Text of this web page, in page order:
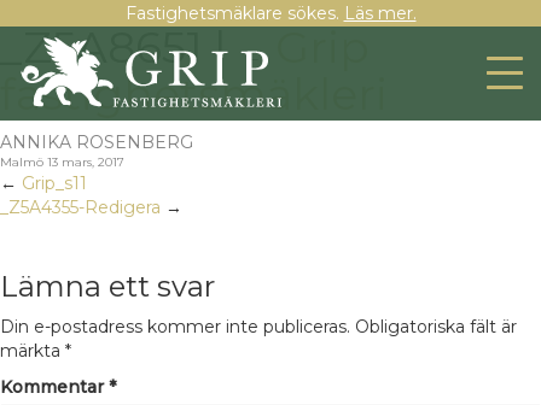
Fastighetsmäklare sökes. Läs mer.
_Z5A8651 | ←
fastighetsmäkleri
ANNIKA ROSENBERG
Malmö 13 mars, 2017
← Grip_s11
_Z5A4355-Redigera →
Lämna ett svar
Din e-postadress kommer inte publiceras. Obligatoriska fält är
märkta *
Kommentar*